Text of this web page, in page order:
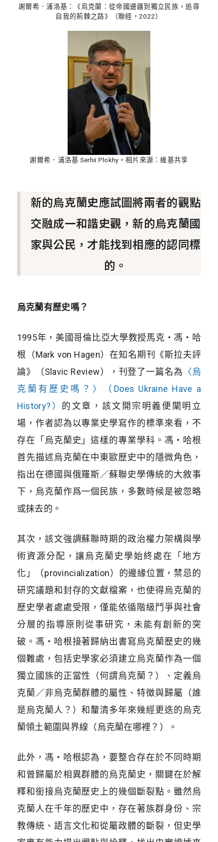
謝爾希．浦洛基：《烏克蘭：從帝國邊疆到獨立民族，追尋
自我的荊棘之路》（聯經，2022）
謝爾希．浦洛基 Serhii Plokhy。相片來源：維基共享
新的烏克蘭史應試圖將兩者的觀點
交融成一和諧史觀，新的烏克蘭國
家與公民，才能找到相應的認同標
的。
烏克蘭有歷史嗎？
1995年，美國哥倫比亞大學教授馬克・馮・哈
根（Mark von Hagen）在知名期刊《斯拉夫評
論》（Slavic Review），刊登了一篇名為 〈烏
克蘭有歷史嗎？〉（Does Ukraine Have a
History?） 的文章，該文開宗明義便闡明立
場，作者認為以專業史學寫作的標準來看，不
存在「烏克蘭史」這樣的專業學科。馮・哈根
首先描述烏克蘭在中東歐歷史中的隱微角色，
指出在德國與俄羅斯／蘇聯史學傳統的大敘事
下，烏克蘭作爲一個民族，多數時候是被忽略
或抹去的。
其次，該文強調蘇聯時期的政治權力架構與學
術資源分配，讓烏克蘭史學始終處在「地方
化」（provincialization）的邊緣位置，禁忌的
研究議題和封存的文獻檔案，也使得烏克蘭的
歷史學者處處受限，僅能依循階級鬥爭與社會
分層的指導原則從事研究，未能有創新的突
破。馮・哈根接著歸納出書寫烏克蘭歷史的幾
個難處，包括史學家必須建立烏克蘭作為一個
獨立國族的正當性（何謂烏克蘭？）、定義烏
克蘭／非烏克蘭群體的屬性、特徵與歸屬（誰
是烏克蘭人？）和釐清多年來幾經更迭的烏克
蘭領土範圍與界線（烏克蘭在哪裡？）。
此外，馮・哈根認為，要整合存在於不同時期
和曾歸屬於相異群體的烏克蘭史，關鍵在於解
釋和銜接烏克蘭歷史上的幾個斷裂點。雖然烏
克蘭人在千年的歷史中，存在著族群身份、宗
教傳統、語言文化和從屬政體的斷裂，但史學